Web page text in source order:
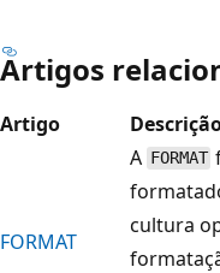
Artigos
Artigo
FORMAT
A FORMAT
cultura